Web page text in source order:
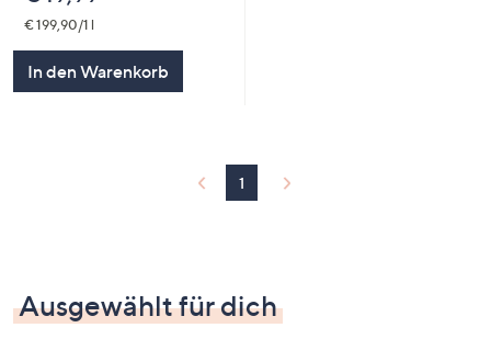
€ 199,90/1 l
In den Warenkorb
1
Ausgewählt für dich